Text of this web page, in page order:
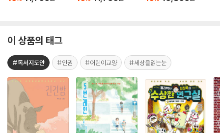
이 상품의 태그
#독서지도안 #인권 #어린이교양 #세상을읽는눈